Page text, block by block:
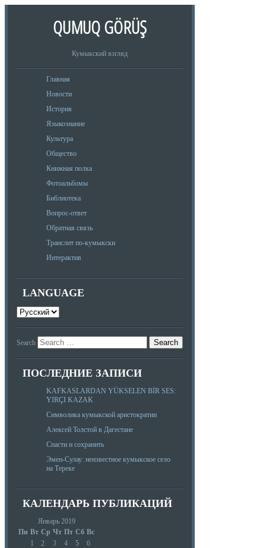
QUMUQ GÖRÜŞ
Кумыкский взгляд
Главная
Новости
История
Языкознание
Культура
Общество
Книжная полка
Фотоальбомы
Библиотека
Вопрос-ответ
Обратная связь
Транслит по-кумыкски
Интерактив
LANGUAGE
Search
ПОСЛЕДНИЕ ЗАПИСИ
KAFKASLARDAN YÜKSELEN BİR SES:
YIRÇI KAZAK
Символика кумыкской аристократии
Алексей Толстой в Дагестане
Спасти и сохранить
Эмен-Сулау: неизвестное кумыкское село
на Тереке
КАЛЕНДАРЬ ПУБЛИКАЦИЙ
Январь 2019
Пн Вт Ср Чт Пт Сб Вс
1 2 3 4 5
6